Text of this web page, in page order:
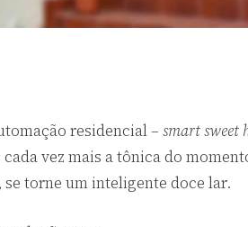
residencial – smart sweet
vez mais a tônica do
torne um inteligente doce lar.